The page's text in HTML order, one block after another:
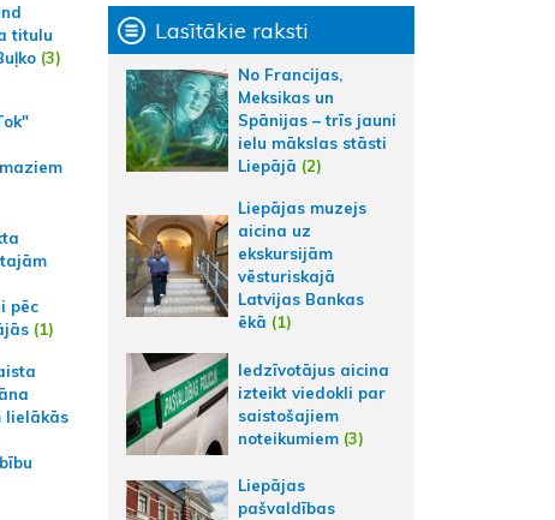
titulu
(3)
pēc
(1)
lielākās
Lasītākie raksti
No Francijas,
Meksikas un
Spānijas – trīs jauni
ielu mākslas stāsti
Liepājā (2)
Liepājas muzejs
aicina uz
ekskursijām
vēsturiskajā
Latvijas Bankas
ēkā (1)
Iedzīvotājus aicina
izteikt viedokli par
saistošajiem
noteikumiem (3)
Liepājas
pašvaldības